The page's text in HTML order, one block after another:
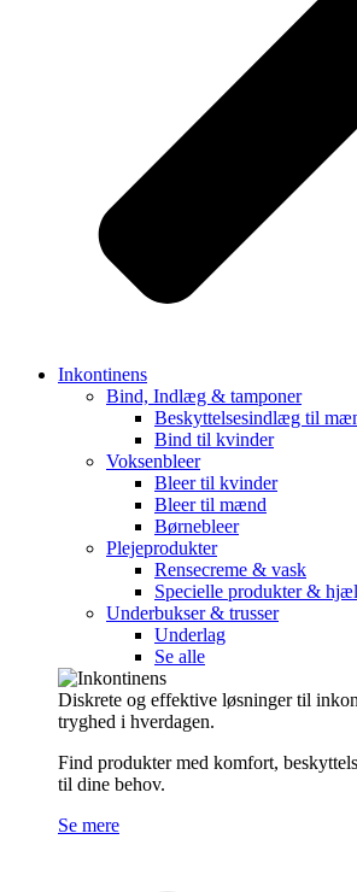
Inkontinens
Bind, Indlæg & tamponer
Beskyttelsesindlæg til
Bind til kvinder
Voksenbleer
Bleer til kvinder
Bleer til mænd
Børnebleer
Plejeprodukter
Rensecreme & vask
Specielle produkter &
Underbukser & trusser
Underlag
Se alle
Diskrete og effektive løsninger til
tryghed i hverdagen.
Find produkter med komfort,
til dine behov.
Se mere